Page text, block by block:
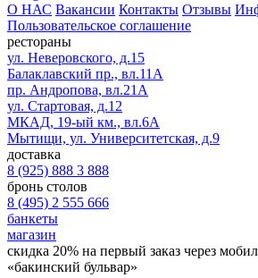
О НАС Вакансии Контакты Отзывы
Пользовательское соглашение
рестораны
ул. Неверовского, д.15
Балаклавский пр., вл.11А
пр. Андропова, вл.21А
ул. Стартовая, д.12
МКАД, 19-ый км., вл.6А
Мытищи, ул. Университетская, д.9
доставка
8 (925) 888 3 888
бронь столов
8 (495) 2 555 666
банкеты
магазин
скидка 20% на первый заказ через
«бакинский бульвар»